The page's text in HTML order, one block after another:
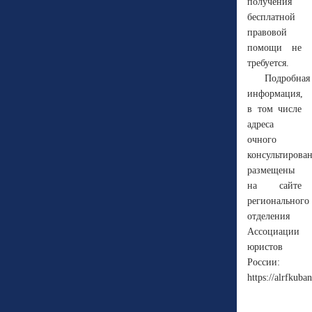
бесплатной
правовой
помощи не
требуется.
Подробная
информация,
в том числе
адреса
очного
размещены
на сайте
регионального
отделения
Ассоциации
юристов
России:
https://